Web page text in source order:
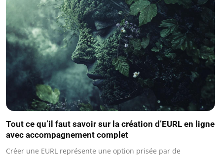
Tout ce qu’il faut savoir sur la création d’EURL en ligne
avec accompagnement complet
Créer une EURL représente une option prisée par de